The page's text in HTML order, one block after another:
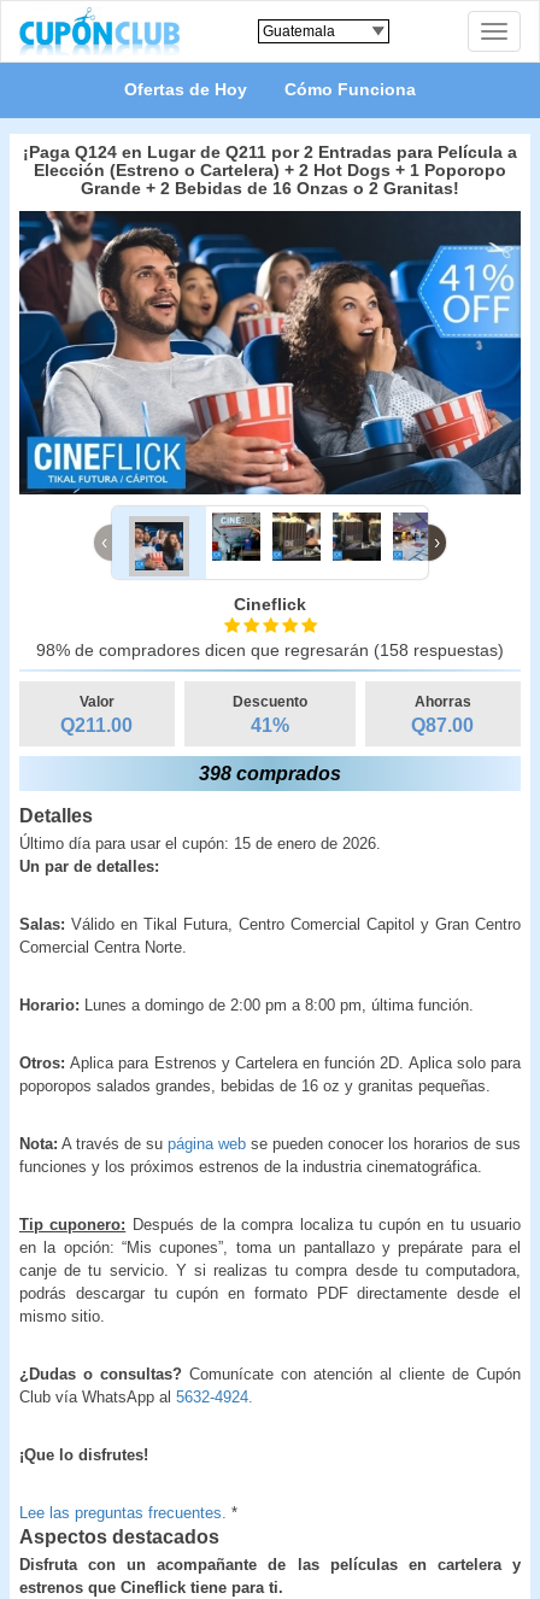
Toggle
Ofertas de Hoy Cómo Funciona
¡Paga Q124 en Lugar de Q211 por 2 Entradas para Película a
Elección (Estreno o Cartelera) + 2 Hot Dogs + 1 Poporopo
Grande + 2 Bebidas de 16 Onzas o 2 Granitas!
‹ ›
Cineflick
98% de compradores dicen que regresarán (158 respuestas)
Valor
Q211.00
Descuento
41%
Ahorras
Q87.00
398 comprados
Detalles
Último día para usar el cupón: 15 de enero de 2026.
Un par de detalles:
Salas: Válido en Tikal Futura, Centro Comercial Capitol y Gran Centro
Comercial Centra Norte.
Horario: Lunes a domingo de 2:00 pm a 8:00 pm, última función.
Otros:Aplica para Estrenos y Cartelera en función 2D. Aplica solo para
poporopos salados grandes, bebidas de 16 oz y granitas pequeñas.
Nota: A través de su página web se pueden conocer los horarios de sus
funciones y los próximos estrenos de la industria cinematográfica.
Tip cuponero: Después de la compra localiza tu cupón en tu usuario
en la opción: “Mis cupones”, toma un pantallazo y prepárate para el
canje de tu servicio. Y si realizas tu compra desde tu computadora,
podrás descargar tu cupón en formato PDF directamente desde el
mismo sitio.
¿Dudas o consultas? Comunícate con atención al cliente de Cupón
Club vía WhatsApp al 5632-4924.
¡Que lo disfrutes!
Lee las preguntas frecuentes. *
Aspectos destacados
Disfruta con un acompañante de las películas en cartelera y
estrenos que Cineflick tiene para ti.